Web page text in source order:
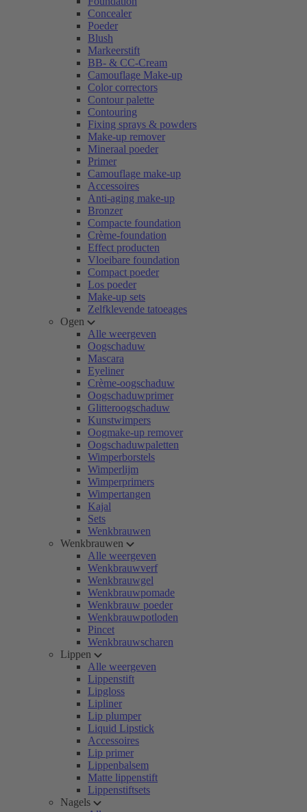
Concealer
Poeder
Blush
Markeerstift
BB- & CC-Cream
Camouflage Make-up
Color correctors
Contour palette
Contouring
Fixing sprays & powders
Make-up remover
Mineraal poeder
Primer
Camouflage make-up
Accessoires
Anti-aging make-up
Bronzer
Compacte foundation
Crème-foundation
Effect producten
Vloeibare foundation
Compact poeder
Los poeder
Make-up sets
Zelfklevende tatoeages
Ogen
Alle weergeven
Oogschaduw
Mascara
Eyeliner
Crème-oogschaduw
Oogschaduwprimer
Glitteroogschaduw
Kunstwimpers
Oogmake-up remover
Oogschaduwpaletten
Wimperborstels
Wimperlijm
Wimperprimers
Wimpertangen
Kajal
Sets
Wenkbrauwen
Wenkbrauwen
Alle weergeven
Wenkbrauwverf
Wenkbrauwgel
Wenkbrauwpomade
Wenkbrauw poeder
Wenkbrauwpotloden
Pincet
Wenkbrauwscharen
Lippen
Alle weergeven
Lippenstift
Lipgloss
Lipliner
Lip plumper
Liquid Lipstick
Accessoires
Lip primer
Lippenbalsem
Matte lippenstift
Lippenstiftsets
Nagels